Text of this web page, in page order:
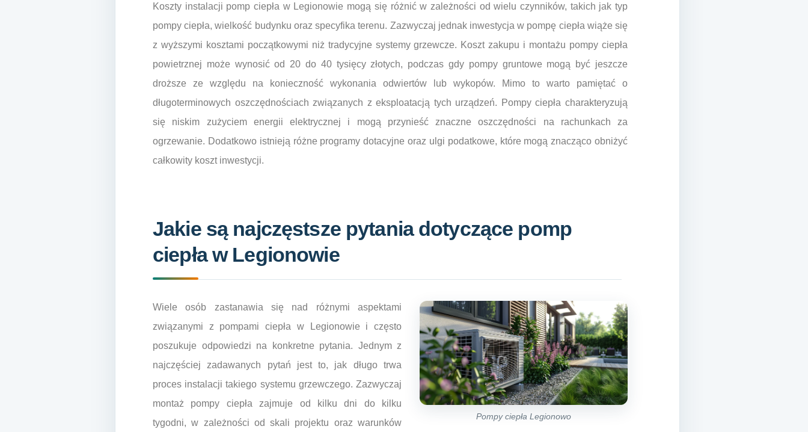
Koszty instalacji pomp ciepła w Legionowie mogą się różnić w zależności od wielu czynników, takich jak typ
pompy ciepła, wielkość budynku oraz specyfika terenu. Zazwyczaj jednak inwestycja w pompę ciepła wiąże się
z wyższymi kosztami początkowymi niż tradycyjne systemy grzewcze. Koszt zakupu i montażu pompy ciepła
powietrznej może wynosić od 20 do 40 tysięcy złotych, podczas gdy pompy gruntowe mogą być jeszcze
droższe ze względu na konieczność wykonania odwiertów lub wykopów. Mimo to warto pamiętać o
długoterminowych oszczędnościach związanych z eksploatacją tych urządzeń. Pompy ciepła charakteryzują
się niskim zużyciem energii elektrycznej i mogą przynieść znaczne oszczędności na rachunkach za
ogrzewanie. Dodatkowo istnieją różne programy dotacyjne oraz ulgi podatkowe, które mogą znacząco obniżyć
całkowity koszt inwestycji.
Jakie są najczęstsze pytania dotyczące pomp
ciepła w Legionowie
Pompy ciepła Legionowo
Wiele osób zastanawia się nad różnymi aspektami
związanymi z pompami ciepła w Legionowie i często
poszukuje odpowiedzi na konkretne pytania. Jednym z
najczęściej zadawanych pytań jest to, jak długo trwa
proces instalacji takiego systemu grzewczego. Zazwyczaj
montaż pompy ciepła zajmuje od kilku dni do kilku
tygodni, w zależności od skali projektu oraz warunków